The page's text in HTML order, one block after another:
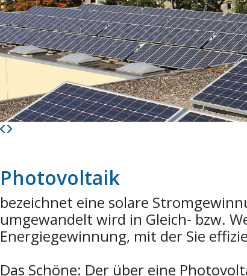
Photovoltaik
bezeichnet eine solare
umgewandelt wird in Gleich- bzw.
Energiegewinnung, mit der Sie
Das Schöne: Der über eine